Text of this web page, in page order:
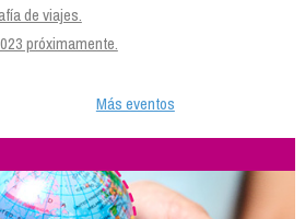
de viajes.
próximamente.
Más eventos